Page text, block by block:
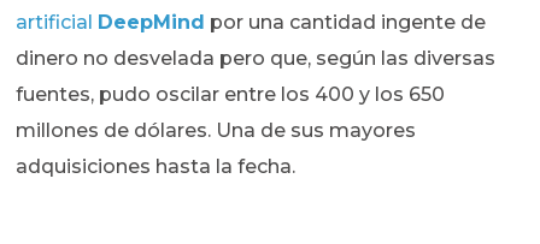
artificial
DeepMind por una cantidad ingente de
dinero no desvelada pero que, según las diversas
fuentes, pudo oscilar entre los 400 y los 650
millones de dólares. Una de sus mayores
adquisiciones hasta la fecha.